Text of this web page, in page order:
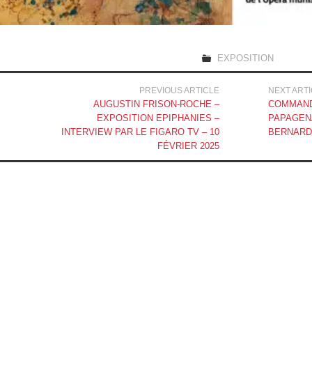
EXPOSITION
Navigation
articles
PREVIOUS ARTICLE
AUGUSTIN FRISON-ROCHE –
EXPOSITION EPIPHANIES –
INTERVIEW PAR LE FIGARO TV – 10
FÉVRIER 2025
NEXT